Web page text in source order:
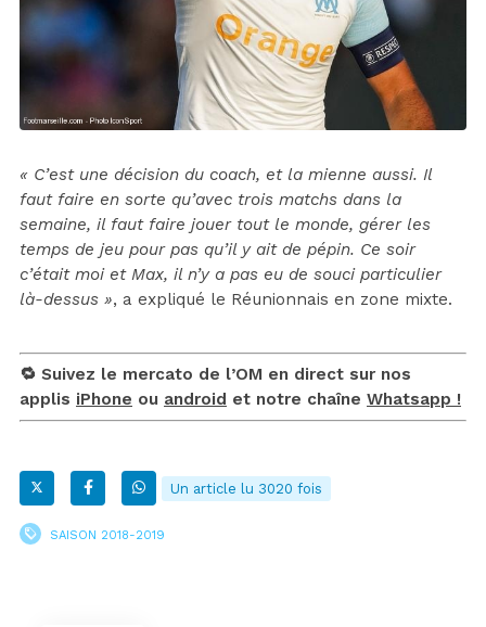
« C’est une décision du coach, et la mienne aussi. Il
faut faire en sorte qu’avec trois matchs dans la
semaine, il faut faire jouer tout le monde, gérer les
temps de jeu pour pas qu’il y ait de pépin. Ce soir
c’était moi et Max, il n’y a pas eu de souci particulier
là-dessus », a expliqué le Réunionnais en zone mixte.
🔁 Suivez le mercato de l’OM en direct sur nos
applis iPhone ou android et notre chaîne Whatsapp !
Un article lu 3020 fois
SAISON 2018-2019